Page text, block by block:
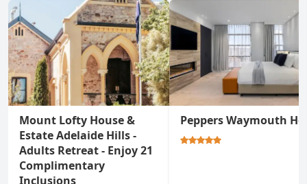
Mount Lofty House &
Estate Adelaide Hills -
Adults Retreat - Enjoy 21
Complimentary
Inclusions
Peppers Waymouth